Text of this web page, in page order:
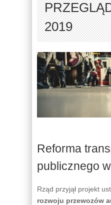
2019
Reforma
publicznego
Rząd przyjął projekt
rozwoju przewozów